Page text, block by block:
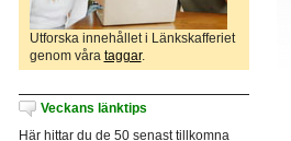
Utforska innehållet i Länkskafferiet
genom våra taggar.
Veckans länktips
Här hittar du de 50 senast tillkomna